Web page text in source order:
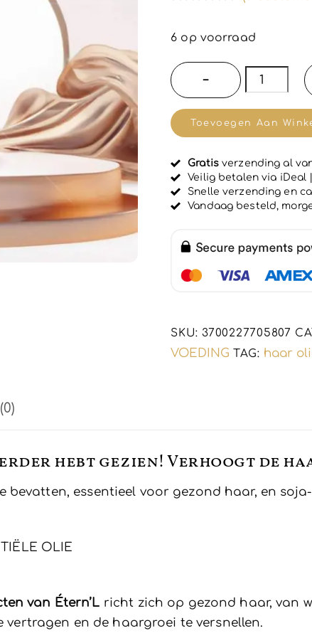
w
r
d
e
r
d
0
i
t
5
6 op voorraad
−
ÉTERN'L
Franse
met
Hyaluron
-
haar
groei
-
250ml
Toevoegen Aan
Gratisverzending al
Veilig betalen via iDeal
Snelle verzending en
Vandaag besteld,
SKU:3700227705807
VOEDING TAG: haar
hebt gezien! Verhoogt de
bevatten, essentieel voor gezond haar, en
OLIE
van Étern’L richt zich op gezond haar, van
en de haargroei te versnellen.